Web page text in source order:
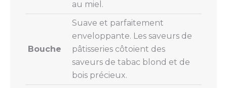
au miel.
Bouche
Suave et parfaitement
enveloppante. Les saveurs de
pâtisseries côtoient des
saveurs de tabac blond et de
bois précieux.